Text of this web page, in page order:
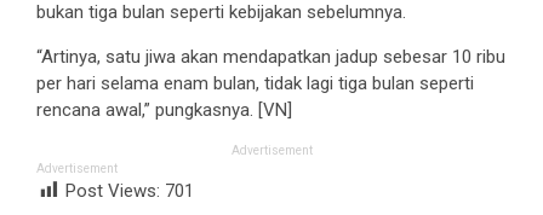
bukan tiga bulan seperti kebijakan sebelumnya.
“Artinya, satu jiwa akan mendapatkan jadup sebesar 10 ribu
per hari selama enam bulan, tidak lagi tiga bulan seperti
rencana awal,” pungkasnya. [VN]
Advertisement
Advertisement
Post Views: 701